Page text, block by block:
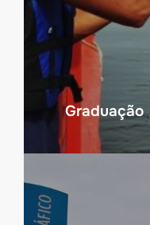
Graduação